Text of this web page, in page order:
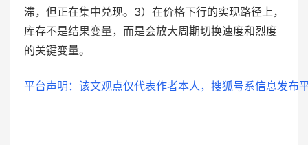
滞，但正在集中兑现。3）在价格下行的实现路径上，
库存不是结果变量，而是会放大周期切换速度和烈度
的关键变量。
平台声明：该文观点仅代表作者本人，搜狐号系信息发布